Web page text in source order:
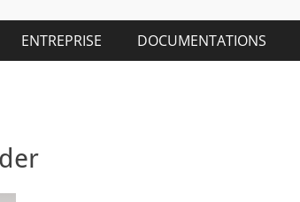
ENTREPRISE DOCUMENTATIONS